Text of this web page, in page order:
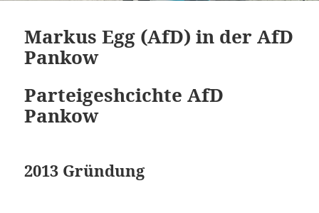
Markus Egg (AfD) in der AfD
Pankow
Parteigeshcichte AfD
Pankow
2013 Gründung